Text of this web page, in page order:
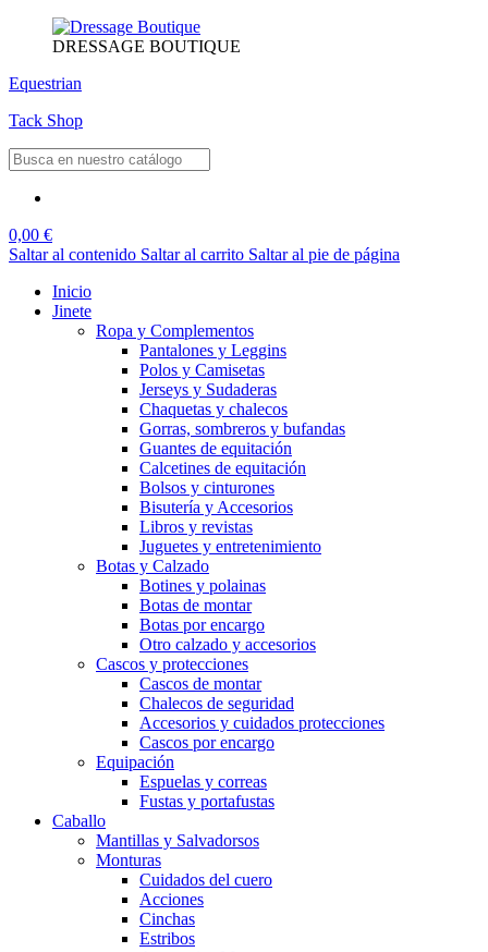
DRESSAGE BOUTIQUE
Equestrian
Tack Shop
0,00 €
Saltar al contenido Saltar al carrito Saltar al pie de página
Inicio
Jinete
Ropa y Complementos
Pantalones y Leggins
Polos y Camisetas
Jerseys y Sudaderas
Chaquetas y chalecos
Gorras, sombreros y bufandas
Guantes de equitación
Calcetines de equitación
Bolsos y cinturones
Bisutería y Accesorios
Libros y revistas
Juguetes y entretenimiento
Botas y Calzado
Botines y polainas
Botas de montar
Botas por encargo
Otro calzado y accesorios
Cascos y protecciones
Cascos de montar
Chalecos de seguridad
Accesorios y cuidados protecciones
Cascos por encargo
Equipación
Espuelas y correas
Fustas y portafustas
Caballo
Mantillas y Salvadorsos
Monturas
Cuidados del cuero
Acciones
Cinchas
Estribos